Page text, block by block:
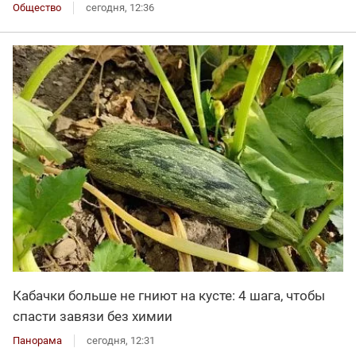
Общество сегодня, 12:36
Кабачки больше не гниют на кусте: 4 шага, чтобы
спасти завязи без химии
Панорама сегодня, 12:31